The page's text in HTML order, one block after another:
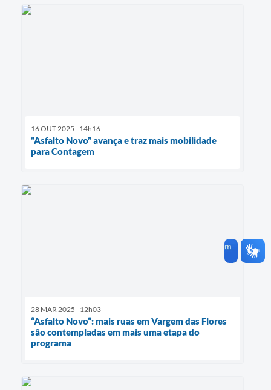
16 OUT 2025 - 14h16
“Asfalto Novo” avança e traz mais mobilidade
para Contagem
28 MAR 2025 - 12h03
“Asfalto Novo”: mais ruas em Vargem das Flores
são contempladas em mais uma etapa do
programa